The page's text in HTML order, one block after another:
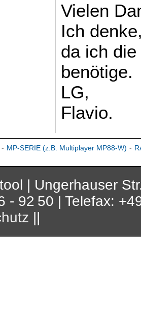
Vielen
Ich
da ich
benötige.
LG,
Flavio.
- MP-SERIE (z.B. Multiplayer MP88-W) -
| Ungerhauser
- 92 50 | Telefax:
||